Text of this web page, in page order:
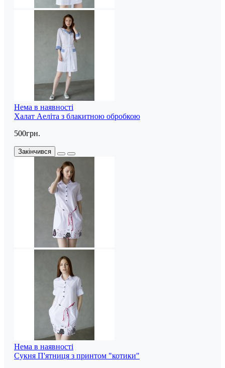
Нема в наявності
Халат Аеліта з блакитною обробкою
500грн.
Закінчився
Нема в наявності
Сукня П'ятниця з принтом "котики"